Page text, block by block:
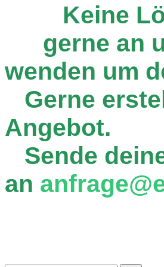
Keine
gerne an
wenden um
Gerne
Angebot.
Sende
an